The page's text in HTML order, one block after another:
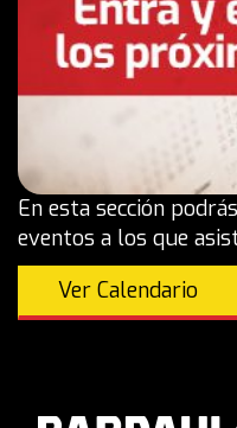
En esta sección
eventos a los que
Ver Calendario